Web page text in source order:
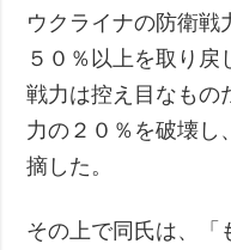
ウクライナの防衛戦
５０％以上を取り戻
戦力は控え目なもの
力の２０％を破壊し
摘した。
その上で同氏は、「